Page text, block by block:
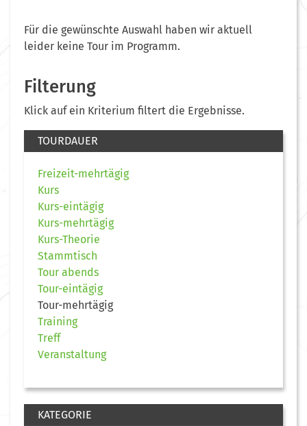
Für die gewünschte Auswahl haben wir aktuell
leider keine Tour im Programm.
Filterung
Klick auf ein Kriterium filtert die Ergebnisse.
TOURDAUER
Freizeit-mehrtägig
Kurs
Kurs-eintägig
Kurs-mehrtägig
Kurs-Theorie
Stammtisch
Tour abends
Tour-eintägig
Tour-mehrtägig
Training
Treff
Veranstaltung
KATEGORIE